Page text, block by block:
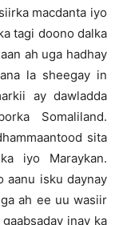
macdanta iyo
tagi doono dalka
ah uga hadhay
la sheegay in
ay dawladda
Somaliland.
sita
iyo Maraykan.
aanu isku daynay
ah ee uu wasiir
inay ka